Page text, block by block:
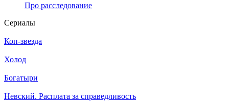
Про расследование
Се­риа­лы
Коп-звезда
Холод
Богатыри
Невский. Расплата за справедливость